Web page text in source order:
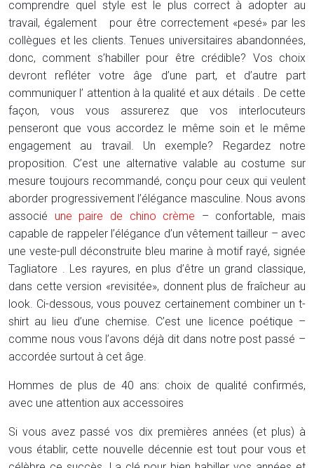
comprendre quel style est le plus correct à adopter au
travail, également pour être correctement «pesé» par les
collègues et les clients. Tenues universitaires abandonnées,
donc, comment s’habiller pour être crédible? Vos choix
devront refléter votre âge d’une part, et d’autre part
communiquer l’ attention à la qualité et aux détails . De cette
façon, vous vous assurerez que vos interlocuteurs
penseront que vous accordez le même soin et le même
engagement au travail. Un exemple? Regardez notre
proposition. C’est une alternative valable au costume sur
mesure toujours recommandé, conçu pour ceux qui veulent
aborder progressivement l’élégance masculine. Nous avons
associé une paire de chino crème – confortable, mais
capable de rappeler l’élégance d’un vêtement tailleur – avec
une veste-pull déconstruite bleu marine à motif rayé, signée
Tagliatore . Les rayures, en plus d’être un grand classique,
dans cette version «revisitée», donnent plus de fraîcheur au
look. Ci-dessous, vous pouvez certainement combiner un t-
shirt au lieu d’une chemise. C’est une licence poétique –
comme nous vous l’avons déjà dit dans notre post passé –
accordée surtout à cet âge.
Hommes de plus de 40 ans: choix de qualité confirmés,
avec une attention aux accessoires
Si vous avez passé vos dix premières années (et plus) à
vous établir, cette nouvelle décennie est tout pour vous et